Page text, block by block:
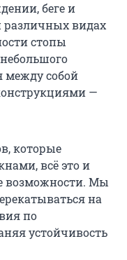
беге и
различных видах
стопы
между собой
—
которые
всё это и
возможности. Мы
на
по
устойчивость